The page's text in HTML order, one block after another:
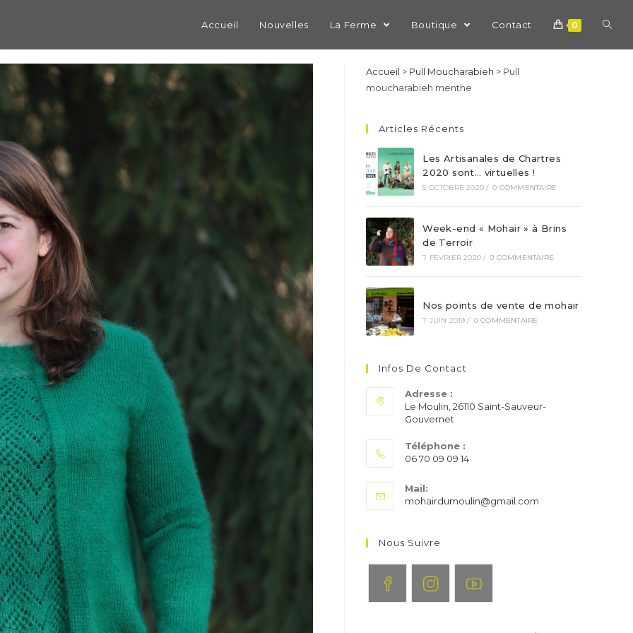
Accueil Nouvelles La Ferme Boutique Contact 0
Accueil > Pull Moucharabieh > Pull
moucharabieh menthe
Articles Récents
Les Artisanales de Chartres
2020 sont… virtuelles !
5 OCTOBRE 2020 / 0 COMMENTAIRE
Week-end « Mohair » à Brins
de Terroir
7 FÉVRIER 2020 / 0 COMMENTAIRE
Nos points de vente de mohair
7 JUIN 2019 / 0 COMMENTAIRE
Infos De Contact
Adresse :
Le Moulin, 26110 Saint-Sauveur-
Gouvernet
Téléphone :
06 70 09 09 14
dans
votre
Mail:
mohairdumoulin@gmail.com
Nous Suivre